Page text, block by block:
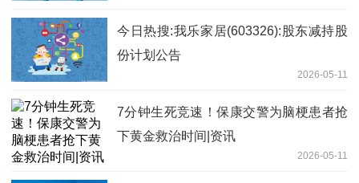
今日热搜:我乐家居(603326):股东减持股
份计划公告
2026-05-11
7分钟生死竞速！保康交警为脑梗患者抢
下黄金救治时间|资讯
2026-05-11